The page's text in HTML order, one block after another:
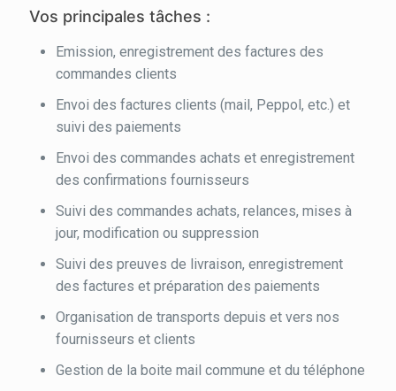
Vos principales tâches :
Emission, enregistrement des factures des
commandes clients
Envoi des factures clients (mail, Peppol, etc.) et
suivi des paiements
Envoi des commandes achats et enregistrement
des confirmations fournisseurs
Suivi des commandes achats, relances, mises à
jour, modification ou suppression
Suivi des preuves de livraison, enregistrement
des factures et préparation des paiements
Organisation de transports depuis et vers nos
fournisseurs et clients
Gestion de la boite mail commune et du téléphone